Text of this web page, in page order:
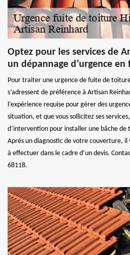
Optez pour les services de
un dépannage d’urgence
Pour traiter une urgence de fuite de
s’adressent de préférence à Artisan
l’expérience requise pour gérer des
situation, et que vous sollicitez ses
d’intervention pour installer une bâche
Après un diagnostic de votre couverture, il
à effectuer dans le cadre d’un devis.
68118.